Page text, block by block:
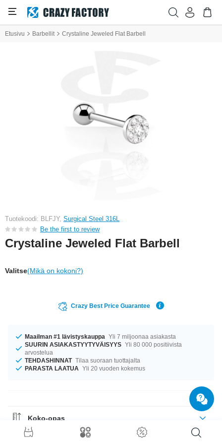
Etusivu Barbellit Crystaline Jeweled Flat Barbell
Tuotekoodi: BLFJY, Surgical Steel 316L
Be the first to review
Crystaline Jeweled Flat Barbell
Valitse(Mikä on kokoni?)
Crazy Best Price Guarantee
Maailman #1 lävistyskauppa Yli 7 miljoonaa asiakasta
SUURIN ASIAKASTYYTYVÄISYYS Yli 80 000 positiivista
arvostelua
TEHDASHINNAT Tilaa suoraan tuottajalta
PARASTA LAATUA Yli 20 vuoden kokemus
Koko-opas